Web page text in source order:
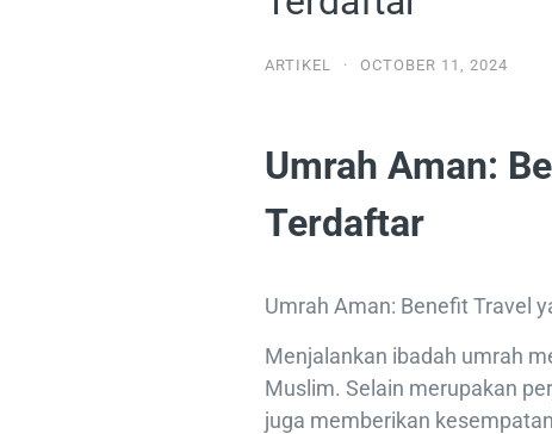
ARTIKEL · OCTOBER 11, 2024
Umrah Aman:
Terdaftar
Umrah Aman: Benefit Travel
Menjalankan ibadah umrah
Muslim. Selain merupakan
juga memberikan